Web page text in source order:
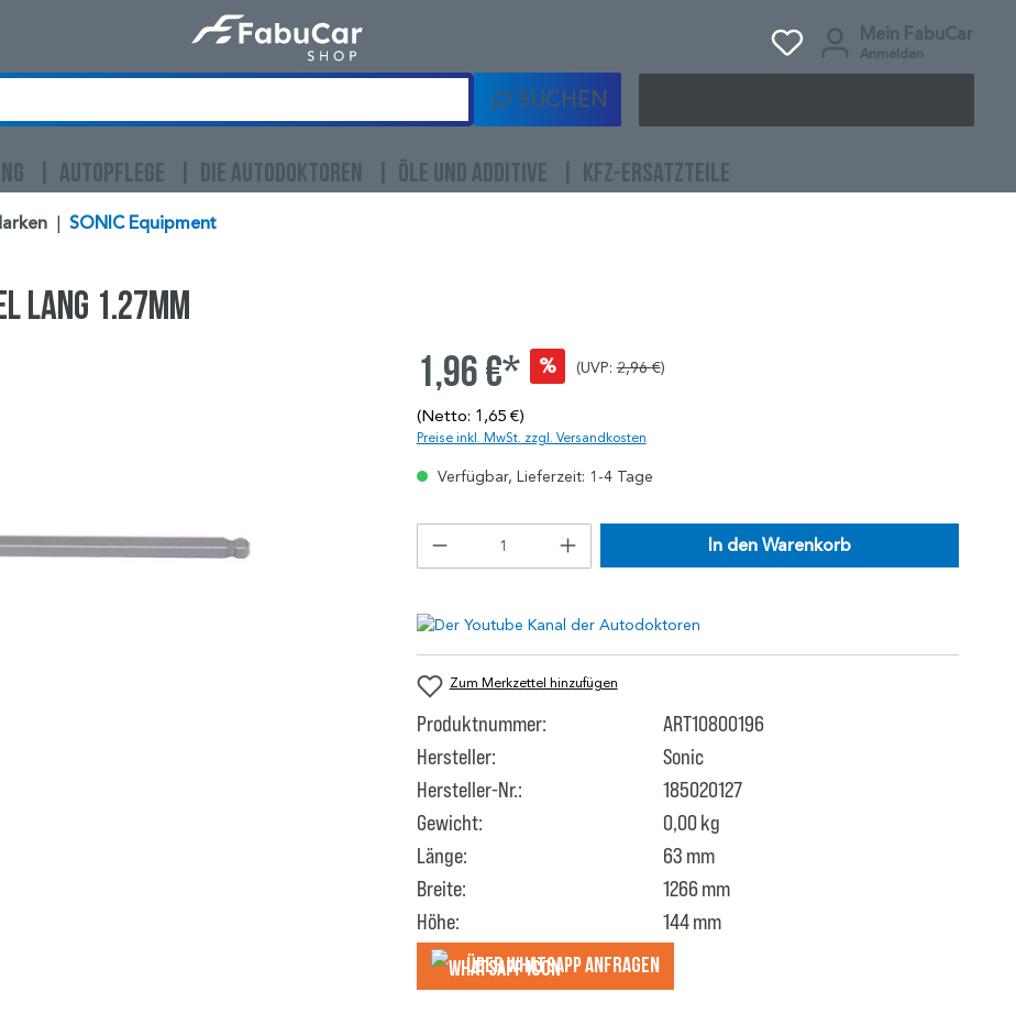
Mein FabuCar
Anmelden
SUCHEN
AUTOPFLEGE DIE AUTODOKTOREN ÖLE UND ADDITIVE KFZ-ERSATZTEILE
SONIC Equipment
lang 1.27mm
1,96 €* % (UVP:2,96 €)
(Netto: 1,65 €)
Preise inkl. MwSt. zzgl. Versandkosten
Verfügbar, Lieferzeit: 1-4 Tage
In den Warenkorb
Zum Merkzettel hinzufügen
Produktnummer:
ART10800196
Hersteller:
Sonic
Hersteller-Nr.:
185020127
Gewicht:
0,00 kg
Länge:
63 mm
Breite:
1266 mm
Höhe:
144 mm
Über WhatsApp anfragеn